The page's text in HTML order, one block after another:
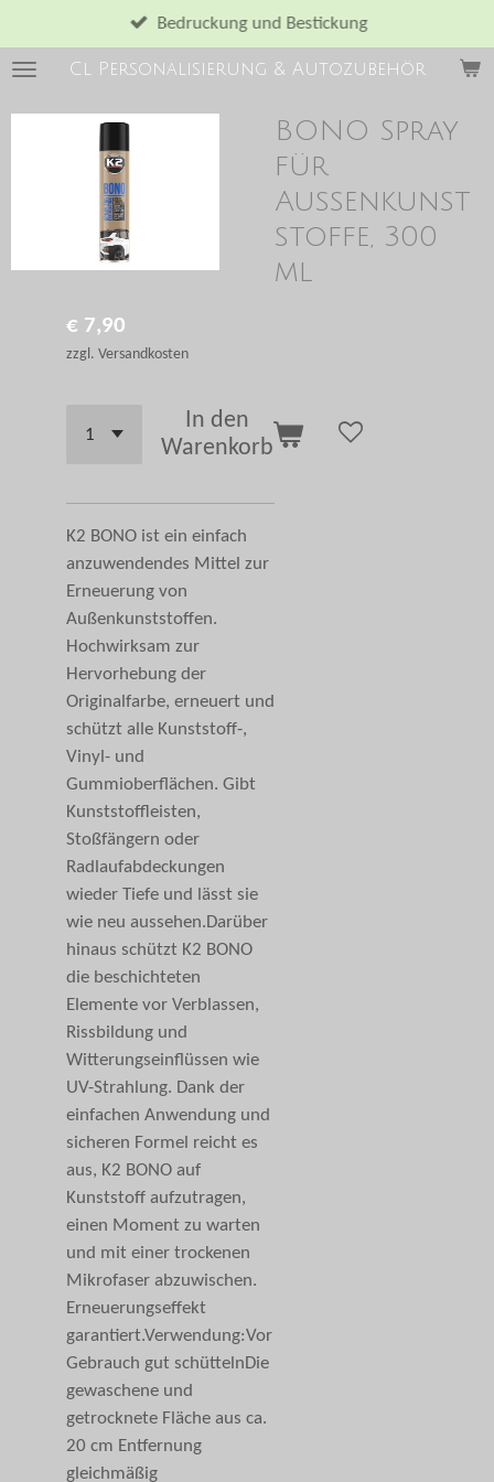
Hauptinhalt
springenCl Personalisierung & Autozubehör
Bedruckung und Bestickung
BONO Spray
für
Außenkunst
stoffe, 300
ml
€ 7,90
zzgl. Versandkosten
In den
Warenkorb
K2 BONO ist ein einfach
anzuwendendes Mittel zur
Erneuerung von
Außenkunststoffen.
Hochwirksam zur
Hervorhebung der
Originalfarbe, erneuert und
schützt alle Kunststoff-,
Vinyl- und
Gummioberflächen. Gibt
Kunststoffleisten,
Stoßfängern oder
Radlaufabdeckungen
wieder Tiefe und lässt sie
wie neu aussehen.Darüber
hinaus schützt K2 BONO
die beschichteten
Elemente vor Verblassen,
Rissbildung und
Witterungseinflüssen wie
UV-Strahlung. Dank der
einfachen Anwendung und
sicheren Formel reicht es
aus, K2 BONO auf
Kunststoff aufzutragen,
einen Moment zu warten
und mit einer trockenen
Mikrofaser abzuwischen.
Erneuerungseffekt
garantiert.Verwendung:Vor
Gebrauch gut schüttelnDie
gewaschene und
getrocknete Fläche aus ca.
20 cm Entfernung
gleichmäßig